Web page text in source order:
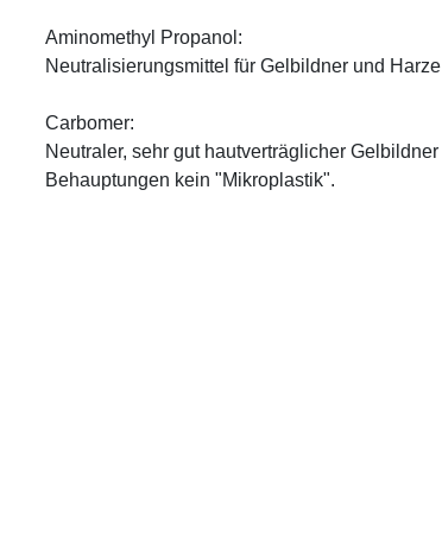
Aminomethyl Propanol:
Neutralisierungsmittel für Gelbildner und Harze
Carbomer:
Neutraler, sehr gut hautverträglicher
Behauptungen kein "Mikroplastik".